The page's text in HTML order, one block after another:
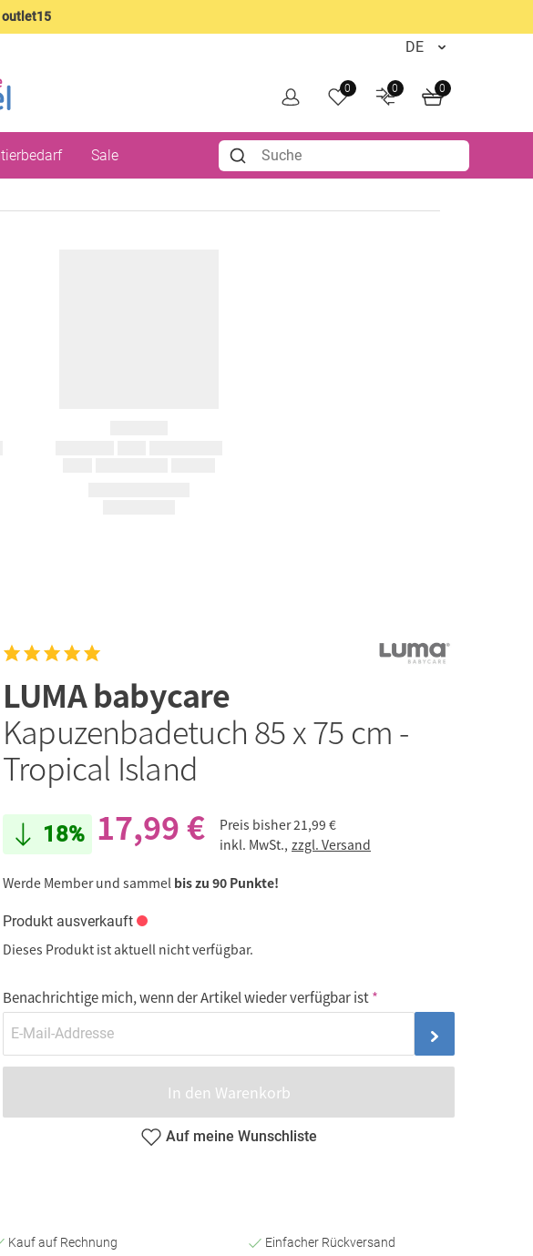
outlet15
0 0 0
Sale
LUMA babycare
Kapuzenbadetuch 85 x 75 cm -
Tropical Island
18% 17,99 € Preis bisher21,99 €
inkl. MwSt., zzgl. Versand
Werde Member und sammel bis zu 90 Punkte!
Produkt ausverkauft
Dieses Produkt ist aktuell nicht verfügbar.
Benachrichtige mich, wenn der Artikel wieder verfügbar ist
In den Warenkorb
Auf meine Wunschliste
Kauf auf Rechnung Einfacher Rückversand